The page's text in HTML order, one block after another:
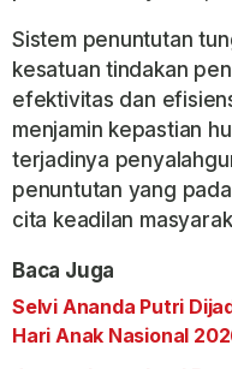
Sistem penuntutan
kesatuan tindakan
efektivitas dan
menjamin kepastian
terjadinya
penuntutan yang
cita keadilan
Baca Juga
Selvi Ananda Putri
Hari Anak Nasional